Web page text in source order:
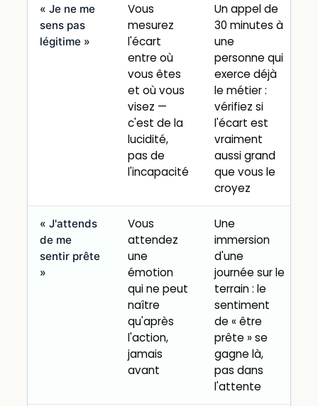
« Je ne me
sens pas
légitime »
Vous
mesurez
l'écart
entre où
vous êtes
et où vous
visez —
c'est de la
lucidité,
pas de
l'incapacité
Un appel de
30 minutes à
une
personne qui
exerce déjà
le métier :
vérifiez si
l'écart est
vraiment
aussi grand
que vous le
croyez
« J'attends
de me
sentir prête
»
Vous
attendez
une
émotion
qui ne peut
naître
qu'après
l'action,
jamais
avant
Une
immersion
d'une
journée sur le
terrain : le
sentiment
de « être
prête » se
gagne là,
pas dans
l'attente